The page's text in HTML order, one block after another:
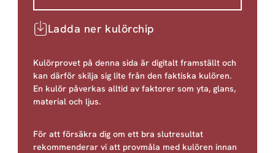
Ladda ner kulörchip
Kulörprovet på denna sida är digitalt framställt och
kan därför skilja sig lite från den faktiska kulören.
En kulör påverkas alltid av faktorer som yta, glans,
material och ljus.
För att försäkra dig om ett bra slutresultat
rekommenderar vi att provmåla med kulören innan